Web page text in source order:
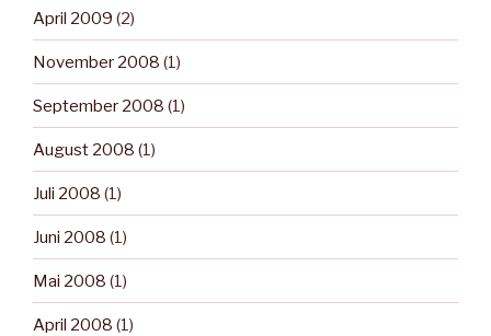
April 2009 (2)
November 2008 (1)
September 2008 (1)
August 2008 (1)
Juli 2008 (1)
Juni 2008 (1)
Mai 2008 (1)
April 2008 (1)